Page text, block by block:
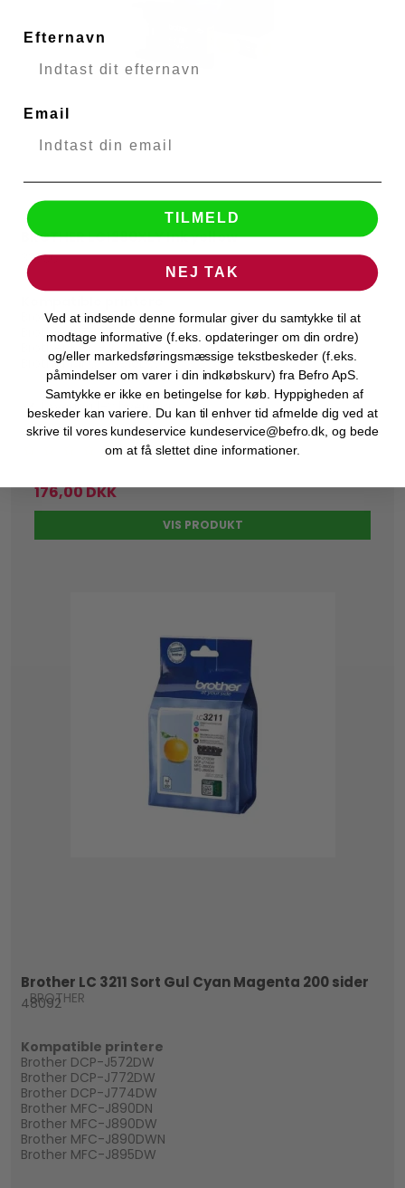
BROTHER LC1280XLY Ink yellow
BROTHER
33506
Brother MFC-J5910DW
Brother MFC-J6510DW
Brother MFC-J6710DW
Brother MFC-J6910DW
Levering 1-2 hverdage
176,00 DKK
VIS PRODUKT
Brother LC 3211 Sort Gul Cyan Magenta 200 sider
BROTHER
48092
Kompatible printere
Brother DCP-J572DW
Brother DCP-J772DW
Brother DCP-J774DW
Brother MFC-J890DN
Brother MFC-J890DW
Brother MFC-J890DWN
Brother MFC-J895DW
Efternavn
Email
TILMELD
NEJ TAK
Ved at indsende denne formular giver du samtykke til at
modtage informative (f.eks. opdateringer om din ordre)
og/eller markedsføringsmæssige tekstbeskeder (f.eks.
påmindelser om varer i din indkøbskurv) fra Befro ApS.
Samtykke er ikke en betingelse for køb. Hyppigheden af
beskeder kan variere. Du kan til enhver tid afmelde dig ved at
skrive til vores kundeservice kundeservice@befro.dk, og bede
om at få slettet dine informationer.